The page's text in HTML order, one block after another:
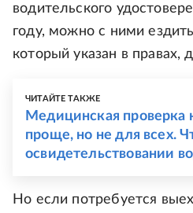
водительского
году, можно с ними
который указан в правах,
ЧИТАЙТЕ ТАКЖЕ
Медицинская проверка
проще, но не для всех.
освидетельствовании
Но если потребуется